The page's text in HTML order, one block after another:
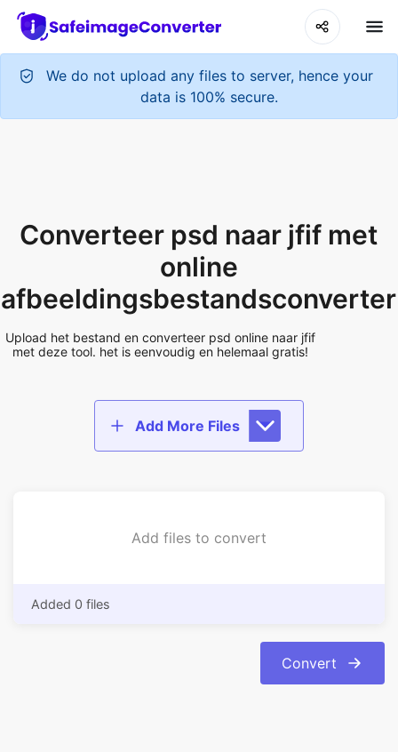
We do not upload any files to server, hence your
data is 100% secure.
afbeeldingsbestandsconverter
Upload het bestand en converteer psd online naar jfif
met deze tool. het is eenvoudig en helemaal gratis!
Add More Files